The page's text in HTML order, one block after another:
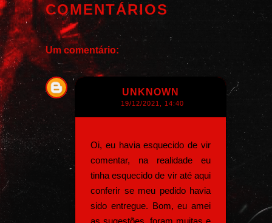
COMENTÁRIOS
Um comentário:
UNKNOWN
19/12/2021, 14:40
Oi, eu havia esquecido de vir
comentar, na realidade eu
tinha esquecido de vir até aqui
conferir se meu pedido havia
sido entregue. Bom, eu amei